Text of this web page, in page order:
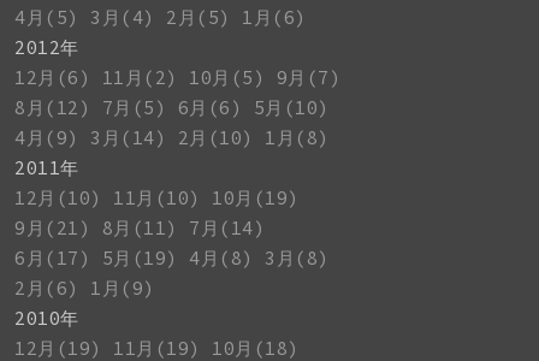
4月(5)
3月(4) 2月(5)
1月(6)
2012年
12月(6)
11月(2) 10月(5)
9月(7)
8月(12)
7月(5) 6月(6)
5月(10)
4月(9)
3月(14) 2月(10)
1月(8)
2011年
12月(10)
11月(10)
10月(19)
9月(21)
8月(11)
7月(14)
6月(17)
5月(19) 4月(8)
3月(8)
2月(6)
1月(9)
2010年
12月(19)
11月(19)
10月(18)